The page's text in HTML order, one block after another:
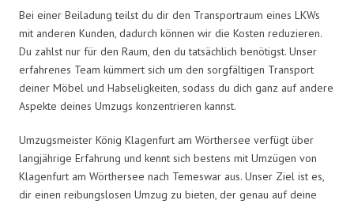
Bei einer Beiladung teilst du dir den Transportraum eines LKWs
mit anderen Kunden, dadurch können wir die Kosten reduzieren.
Du zahlst nur für den Raum, den du tatsächlich benötigst. Unser
erfahrenes Team kümmert sich um den sorgfältigen Transport
deiner Möbel und Habseligkeiten, sodass du dich ganz auf andere
Aspekte deines Umzugs konzentrieren kannst.
Umzugsmeister König Klagenfurt am Wörthersee verfügt über
langjährige Erfahrung und kennt sich bestens mit Umzügen von
Klagenfurt am Wörthersee nach Temeswar aus. Unser Ziel ist es,
dir einen reibungslosen Umzug zu bieten, der genau auf deine